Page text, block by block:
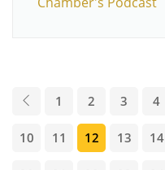
1 2 3 4
10 11 12 13 14